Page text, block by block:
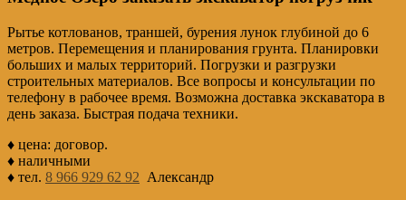
Рытье котлованов, траншей, бурения лунок глубиной до 6
метров. Перемещения и планирования грунта. Планировки
больших и малых территорий. Погрузки и разгрузки
строительных материалов. Все вопросы и консультации по
телефону в рабочее время. Возможна доставка экскаватора в
день заказа. Быстрая подача техники.
♦ цена: договор.
♦ наличными
♦ тел. 8 966 929 62 92 Александр